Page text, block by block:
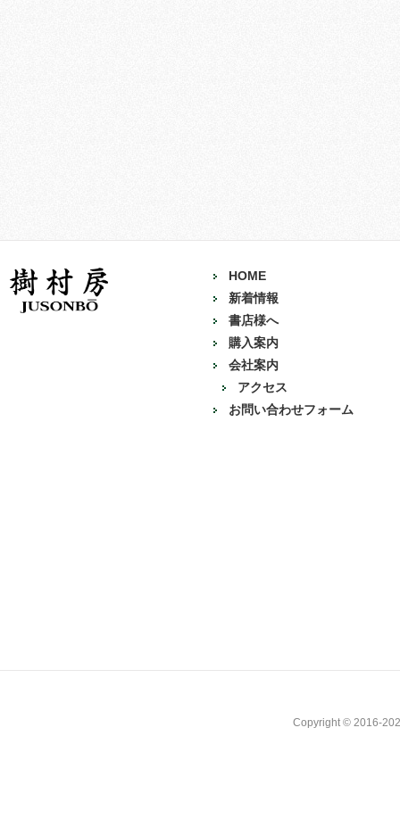
HOME
新着情報
書店様へ
購入案内
会社案内
アクセス
お問い合わせフォーム
Copyright © 2016-